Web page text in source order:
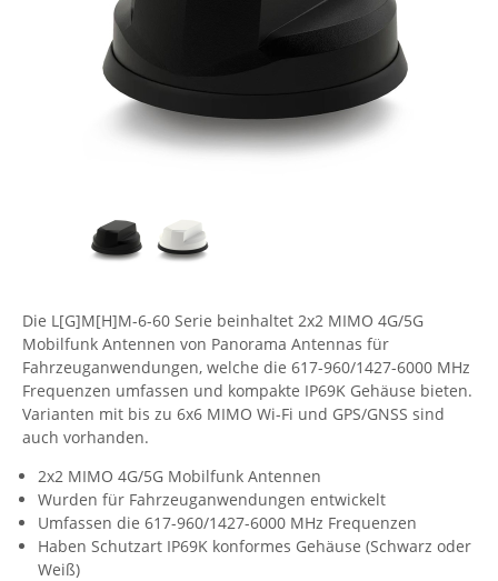
Energiemessung
Energieverteilung
IP, WLAN & GSM Sensorik
Datenlogger
IoT - Internet of Things
Remote I/O
IPC, Industrielle Netzwerktechnik & WLAN
Industrielle Netzwerktechnik / Kommunikation
Industrielle Computer
IT Netzwerktechnik / Kommunikation
Comet System
CompleTech
Contemporary Controls
Enginko - mcf88
Gefen
Gude
Guntermann & Drunck
High Sec Labs
Icron
IEC Lock
Ihse
Die L[G]M[H]M-6-60 Serie beinhaltet 2x2 MIMO 4G/5G
Mobilfunk Antennen von Panorama Antennas für
Fahrzeuganwendungen, welche die 617-960/1427-6000 MHz
Frequenzen umfassen und kompakte IP69K Gehäuse bieten.
Varianten mit bis zu 6x6 MIMO Wi-Fi und GPS/GNSS sind
auch vorhanden.
2x2 MIMO 4G/5G Mobilfunk Antennen
Wurden für Fahrzeuganwendungen entwickelt
Umfassen die 617-960/1427-6000 MHz Frequenzen
Haben Schutzart IP69K konformes Gehäuse (Schwarz oder
Weiß)